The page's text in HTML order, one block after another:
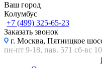
Ваш город
Колумбус
+7 (499) 325-65-23
Заказать звонок
г. Москва, Пятницкое
пн-пт 9-18, пав. 571 сб-вс